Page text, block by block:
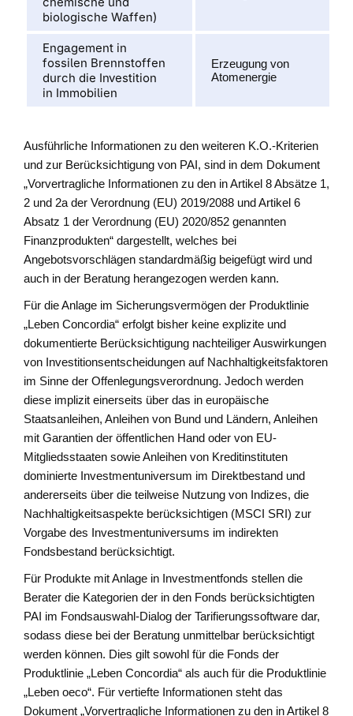
biologische Waffen)
Engagement in
fossilen Brennstoffen
durch die Investition
in Immobilien
Erzeugung von
Atomenergie
Ausführliche Informationen zu den weiteren K.O.-Kriterien
und zur Berücksichtigung von PAI, sind in dem Dokument
„Vorvertragliche Informationen zu den in Artikel 8 Absätze 1,
2 und 2a der Verordnung (EU) 2019/2088 und Artikel 6
Absatz 1 der Verordnung (EU) 2020/852 genannten
Finanzprodukten“ dargestellt, welches bei
Angebotsvorschlägen standardmäßig beigefügt wird und
auch in der Beratung herangezogen werden kann.
Für die Anlage im Sicherungsvermögen der Produktlinie
„Leben Concordia“ erfolgt bisher keine explizite und
dokumentierte Berücksichtigung nachteiliger Auswirkungen
von Investitionsentscheidungen auf Nachhaltigkeitsfaktoren
im Sinne der Offenlegungsverordnung. Jedoch werden
diese implizit einerseits über das in europäische
Staatsanleihen, Anleihen von Bund und Ländern, Anleihen
mit Garantien der öffentlichen Hand oder von EU-
Mitgliedsstaaten sowie Anleihen von Kreditinstituten
dominierte Investmentuniversum im Direktbestand und
andererseits über die teilweise Nutzung von Indizes, die
Nachhaltigkeitsaspekte berücksichtigen (MSCI SRI) zur
Vorgabe des Investmentuniversums im indirekten
Fondsbestand berücksichtigt.
Für Produkte mit Anlage in Investmentfonds stellen die
Berater die Kategorien der in den Fonds berücksichtigten
PAI im Fondsauswahl-Dialog der Tarifierungssoftware dar,
sodass diese bei der Beratung unmittelbar berücksichtigt
werden können. Dies gilt sowohl für die Fonds der
Produktlinie „Leben Concordia“ als auch für die Produktlinie
„Leben oeco“. Für vertiefte Informationen steht das
Dokument „Vorvertragliche Informationen zu den in Artikel 8